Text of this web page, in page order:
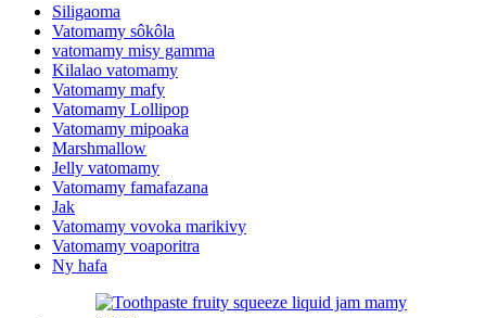
Siligaoma
Vatomamy sôkôla
vatomamy misy gamma
Kilalao vatomamy
Vatomamy mafy
Vatomamy Lollipop
Vatomamy mipoaka
Marshmallow
Jelly vatomamy
Vatomamy famafazana
Jak
Vatomamy vovoka marikivy
Vatomamy voaporitra
Ny hafa